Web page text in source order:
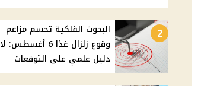
2
البحوث الفلكية تحسم مزاعم
وقوع زلزال غدًا 6 أغسطس: لا
دليل علمي على التوقعات